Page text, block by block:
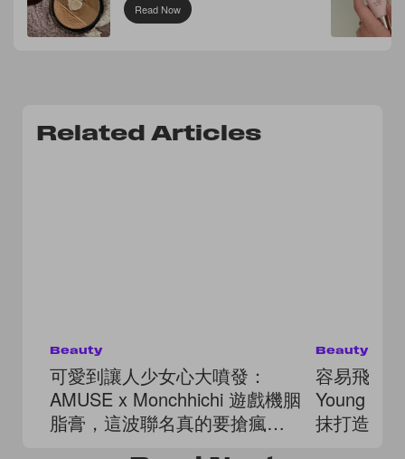
Read Now
Related Articles
Beauty
可愛到讓人少女心大噴發：
AMUSE x Monchhichi 遊戲機胭
脂膏，這波聯名真的要搶瘋
Beauty
容易飛粉
Young 熱
抹打造「